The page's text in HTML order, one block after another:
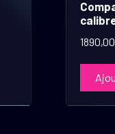
1890,00